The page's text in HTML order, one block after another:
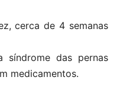
cerca de 4 semanas
síndrome das pernas
medicamentos.